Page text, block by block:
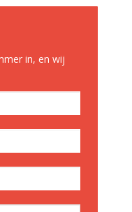
in, en wij